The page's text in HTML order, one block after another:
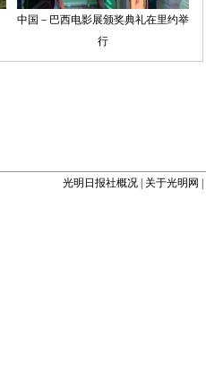
光明日报社概况 关于光明网